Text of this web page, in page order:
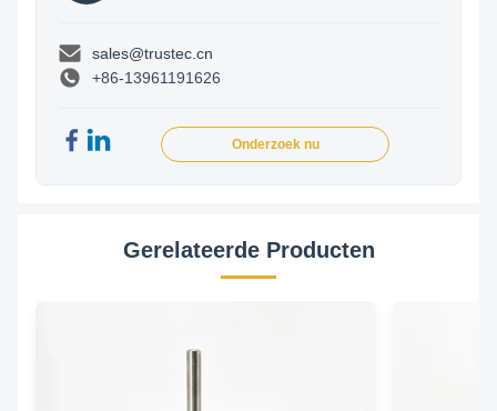
sales@trustec.cn
+86-13961191626
Onderzoek nu
Gerelateerde Producten